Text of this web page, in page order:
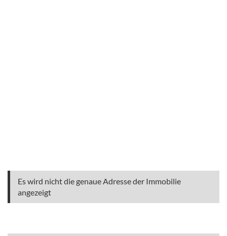
Es wird nicht die genaue Adresse der Immobilie
angezeigt